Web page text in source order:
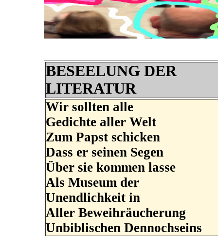
BESEELUNG DER
LITERATUR
Wir sollten alle
Gedichte aller Welt
Zum Papst schicken
Dass er seinen Segen
Über sie kommen lasse
Als Museum der
Unendlichkeit in
Aller Beweihräucherung
Unbiblischen Dennochseins